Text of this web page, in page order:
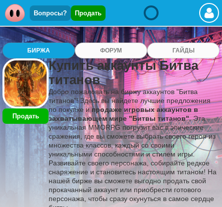
Вопросы? Продать
БИРЖА ФОРУМ ГАЙДЫ
Продать
Купить аккаунты Битва
титанов
Добро пожаловать на биржу аккаунтов "Битва
титанов"! Здесь вы найдете лучшие предложения
по покупке ипродаже игровых аккаунтов в
захватывающем мире "Битвы титанов". Эта
уникальная MMORPG погрузит вас в эпические
сражения, где вы сможете выбрать своего героя из
множества классов, каждый со своими
уникальными способностями и стилем игры.
Развивайте своего персонажа, собирайте редкое
снаряжение и становитесь настоящим титаном! На
нашей бирже вы сможете выгодно продать свой
прокачанный аккаунт или приобрести готового
персонажа, чтобы сразу окунуться в самое сердце